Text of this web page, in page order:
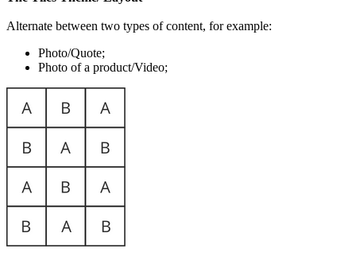
Alternate between two types of content, for example:
Photo/Quote;
Photo of a product/Video;